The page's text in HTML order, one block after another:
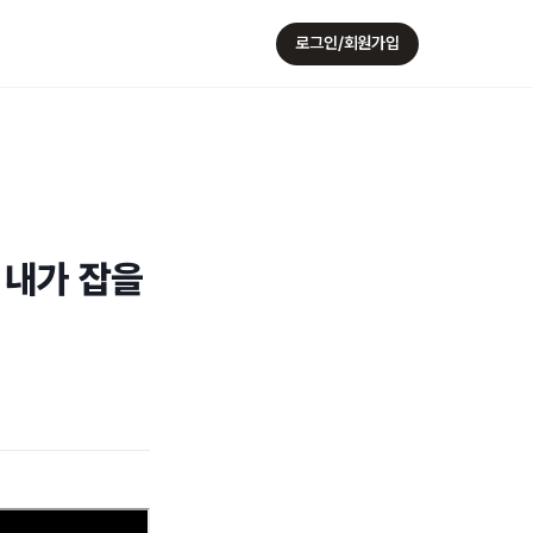
로그인/회원가입
가 잡을